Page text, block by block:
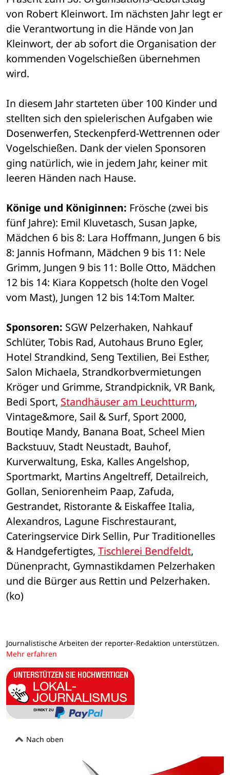
von Robert Kleinwort. Im nächsten Jahr legt er
die Verantwortung in die Hände von Jan
Kleinwort, der ab sofort die Organisation der
kommenden Vogelschießen übernehmen
wird.
In diesem Jahr starteten über 100 Kinder und
stellten sich den spielerischen Aufgaben wie
Dosenwerfen, Steckenpferd-Wettrennen oder
Vogelschießen. Dank der vielen Sponsoren
ging natürlich, wie in jedem Jahr, keiner mit
leeren Händen nach Hause.
Könige und Königinnen: Frösche (zwei bis
fünf Jahre): Emil Kluvetasch, Susan Japke,
Mädchen 6 bis 8: Lara Hoffmann, Jungen 6 bis
8: Jannis Hofmann, Mädchen 9 bis 11: Nele
Grimm, Jungen 9 bis 11: Bolle Otto, Mädchen
12 bis 14: Kiara Koppetsch (holte den Vogel
vom Mast), Jungen 12 bis 14:Tom Malter.
Sponsoren: SGW Pelzerhaken, Nahkauf
Schlüter, Tobis Rad, Autohaus Bruno Egler,
Hotel Strandkind, Seng Textilien, Bei Esther,
Salon Michaela, Strandkorbvermietungen
Kröger und Grimme, Strandpicknik, VR Bank,
Bedi Sport, Standhäuser am Leuchtturm,
Vintage&more, Sail & Surf, Sport 2000,
Boutiqe Mandy, Banana Boat, Scheel Mien
Backstuuv, Stadt Neustadt, Bauhof,
Kurverwaltung, Eska, Kalles Angelshop,
Sportmarkt, Martins Angeltreff, Detailreich,
Gollan, Seniorenheim Paap, Zafuda,
Gestrandet, Ristorante & Eiskaffee Italia,
Alexandros, Lagune Fischrestaurant,
Cateringservice Dirk Sellin, Pur Traditionelles
& Handgefertigtes, Tischlerei Bendfeldt,
Dünenpracht, Gymnastikdamen Pelzerhaken
und die Bürger aus Rettin und Pelzerhaken.
(ko)
Journalistische Arbeiten der reporter-Redaktion unterstützen.
Mehr erfahren
Nach oben